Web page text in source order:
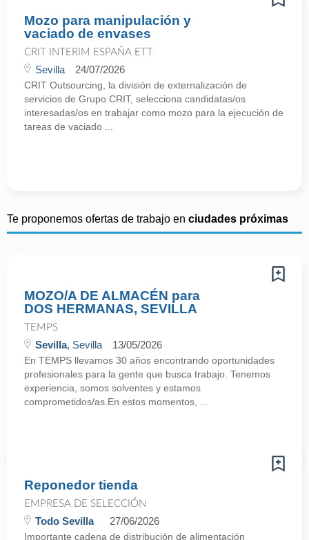
Mozo para manipulación y
vaciado de envases
CRIT INTERIM ESPAÑA ETT
Sevilla 24/07/2026
CRIT Outsourcing, la división de externalización de
servicios de Grupo CRIT, selecciona candidatas/os
interesadas/os en trabajar como mozo para la ejecución de
tareas de vaciado ...
Te proponemos ofertas de trabajo en ciudades próximas
MOZO/A DE ALMACÉN para
DOS HERMANAS, SEVILLA
TEMPS
Sevilla, Sevilla 13/05/2026
En TEMPS llevamos 30 años encontrando oportunidades
profesionales para la gente que busca trabajo. Tenemos
experiencia, somos solventes y estamos
comprometidos/as.En estos momentos, ...
Reponedor tienda
EMPRESA DE SELECCIÓN
Todo Sevilla 27/06/2026
Importante cadena de distribución de alimentación